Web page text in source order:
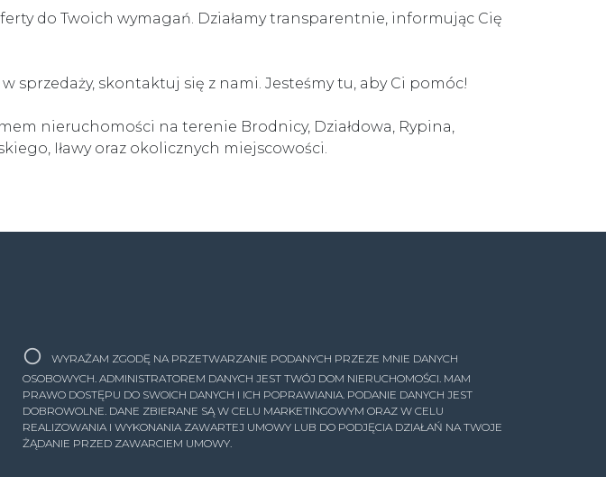
do Twoich wymagań. Działamy transparentnie, informując Cię
skontaktuj się z nami. Jesteśmy tu, aby Ci pomóc!
nieruchomości na terenie Brodnicy, Działdowa, Rypina,
Iławy oraz okolicznych miejscowości.
WYRAŻAM ZGODĘ NA PRZETWARZANIE PODANYCH PRZEZE MNIE DANYCH
OSOBOWYCH. ADMINISTRATOREM DANYCH JEST TWÓJ DOM NIERUCHOMOŚCI. MAM
PRAWO DOSTĘPU DO SWOICH DANYCH I ICH POPRAWIANIA. PODANIE DANYCH JEST
DOBROWOLNE. DANE ZBIERANE SĄ W CELU MARKETINGOWYM ORAZ W CELU
REALIZOWANIA I WYKONANIA ZAWARTEJ UMOWY LUB DO PODJĘCIA DZIAŁAŃ NA TWOJE
ŻĄDANIE PRZED ZAWARCIEM UMOWY.